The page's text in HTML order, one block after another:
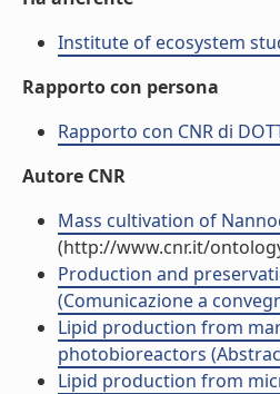
Institute of ecosystem
Rapporto con persona
Rapporto con CNR di
Autore CNR
Mass cultivation of
(http://www.cnr.it/
Production and
(Comunicazione a
Lipid production from
photobioreactors
Lipid production from